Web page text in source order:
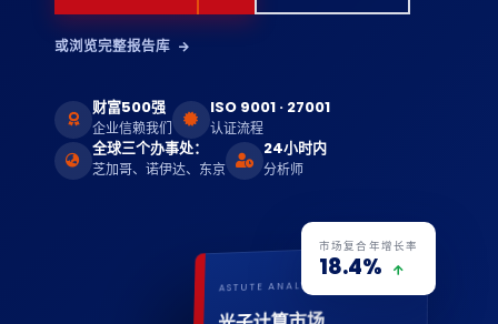
或浏览完整报告库
财富500强
企业信赖我们
ISO 9001 · 27001
认证流程
全球三个办事处：
芝加哥、诺伊达、东京
24小时内
分析师
ASTUTE ANALYTICA · 行业报告
市场复合年增长率
18.4%